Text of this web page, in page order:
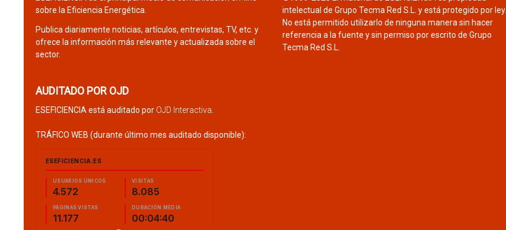
sobre la Eficiencia Energética.
Publica diariamente noticias, artículos, entrevistas, TV, etc. y
ofrece la información más relevante y actualizada sobre el
sector.
AUDITADO POR OJD
ESEFICIENCIA está auditado por OJD Interactiva
TRÁFICO WEB (durante último mes auditado disponible):
intelectual de Grupo Tecma Red S.L. y está protegido por ley.
No está permitido utilizarlo de ninguna manera sin hacer
referencia a la fuente y sin permiso por escrito de Grupo
Tecma Red S.L.